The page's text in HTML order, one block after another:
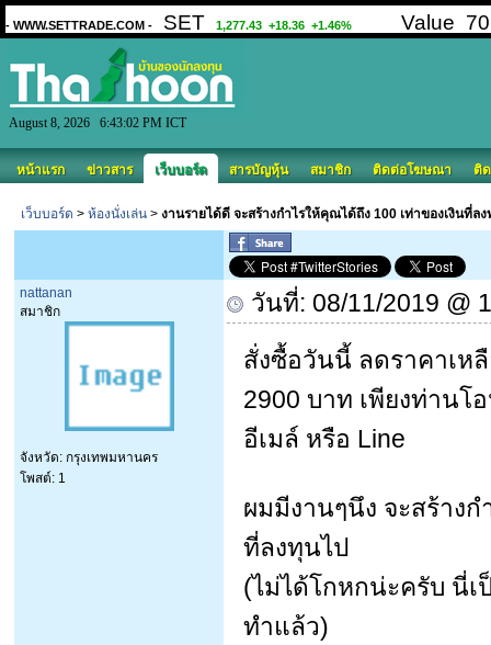
August 8, 2026 6:43:02 PM ICT
หน้าแรก ข่าวสาร เว็บบอร์ด สารบัญหุ้น สมาชิก ติดต่อโฆษณา ติ
เว็บบอร์ด > ห้องนั่งเล่น > งานรายได้ดี จะสร้างกำไรให้คุณได้ถึง 100 เท่าของเงินที่
nattanan
สมาชิก
จังหวัด: กรุงเทพมหานคร
โพสต์: 1
วันที่: 08/11/2019 @
สั่งซื้อวันนี้ ลดราคาเห
2900 บาท เพียงท่านโ
อีเมล์ หรือ Line
ผมมีงานๆนึง จะสร้างก
ที่ลงทุนไป
(ไม่ได้โกหกน่ะครับ นี่
ทำแล้ว)